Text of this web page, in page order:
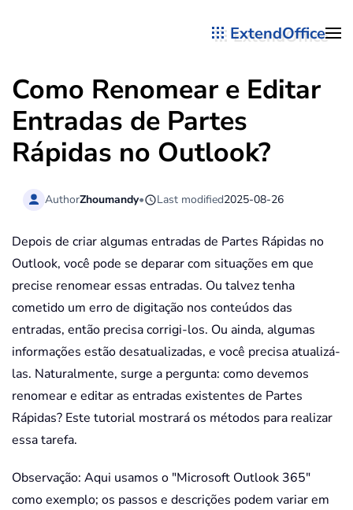
ExtendOffice
Como Renomear e Editar
Entradas de Partes
Rápidas no Outlook?
AuthorZhoumandy• Last modified2025-08-26
Depois de criar algumas entradas de Partes Rápidas no
Outlook, você pode se deparar com situações em que
precise renomear essas entradas. Ou talvez tenha
cometido um erro de digitação nos conteúdos das
entradas, então precisa corrigi-los. Ou ainda, algumas
informações estão desatualizadas, e você precisa atualizá-
las. Naturalmente, surge a pergunta: como devemos
renomear e editar as entradas existentes de Partes
Rápidas? Este tutorial mostrará os métodos para realizar
essa tarefa.
Observação: Aqui usamos o "Microsoft Outlook 365"
como exemplo; os passos e descrições podem variar em